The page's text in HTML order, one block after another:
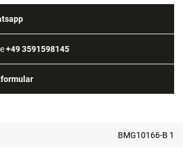
+49 3591598145
BMG10166-B 1